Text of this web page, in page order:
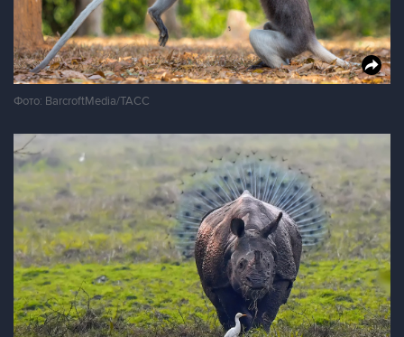
Фото: BarcroftMedia/ТАСС